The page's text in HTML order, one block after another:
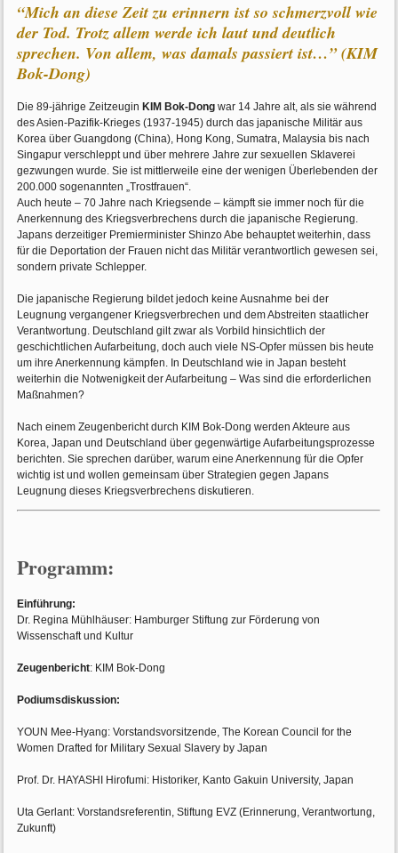
“Mich an diese Zeit zu erinnern ist so schmerzvoll wie
der Tod. Trotz allem werde ich laut und deutlich
sprechen. Von allem, was damals passiert ist…” (KIM
Bok-Dong)
Die 89-jährige Zeitzeugin KIM Bok-Dong war 14 Jahre alt, als sie während
des Asien-Pazifik-Krieges (1937-1945) durch das japanische Militär aus
Korea über Guangdong (China), Hong Kong, Sumatra, Malaysia bis nach
Singapur verschleppt und über mehrere Jahre zur sexuellen Sklaverei
gezwungen wurde. Sie ist mittlerweile eine der wenigen Überlebenden der
200.000 sogenannten „Trostfrauen“.
Auch heute – 70 Jahre nach Kriegsende – kämpft sie immer noch für die
Anerkennung des Kriegsverbrechens durch die japanische Regierung.
Japans derzeitiger Premierminister Shinzo Abe behauptet weiterhin, dass
für die Deportation der Frauen nicht das Militär verantwortlich gewesen sei,
sondern private Schlepper.
Die japanische Regierung bildet jedoch keine Ausnahme bei der
Leugnung vergangener Kriegsverbrechen und dem Abstreiten staatlicher
Verantwortung. Deutschland gilt zwar als Vorbild hinsichtlich der
geschichtlichen Aufarbeitung, doch auch viele NS-Opfer müssen bis heute
um ihre Anerkennung kämpfen. In Deutschland wie in Japan besteht
weiterhin die Notwenigkeit der Aufarbeitung – Was sind die erforderlichen
Maßnahmen?
Nach einem Zeugenbericht durch KIM Bok-Dong werden Akteure aus
Korea, Japan und Deutschland über gegenwärtige Aufarbeitungsprozesse
berichten. Sie sprechen darüber, warum eine Anerkennung für die Opfer
wichtig ist und wollen gemeinsam über Strategien gegen Japans
Leugnung dieses Kriegsverbrechens diskutieren.
Programm:
Einführung:
Dr. Regina Mühlhäuser: Hamburger Stiftung zur Förderung von
Wissenschaft und Kultur
Zeugenbericht: KIM Bok-Dong
Podiumsdiskussion:
YOUN Mee-Hyang: Vorstandsvorsitzende, The Korean Council for the
Women Drafted for Military Sexual Slavery by Japan
Prof. Dr. HAYASHI Hirofumi: Historiker, Kanto Gakuin University, Japan
Uta Gerlant: Vorstandsreferentin, Stiftung EVZ (Erinnerung, Verantwortung,
Zukunft)